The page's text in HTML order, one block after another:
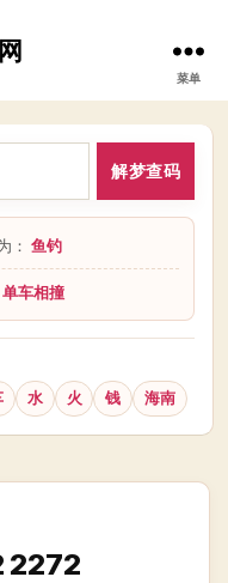
菜单
解梦查码
：鱼钓
单车相撞
水 火 钱 海南
2272